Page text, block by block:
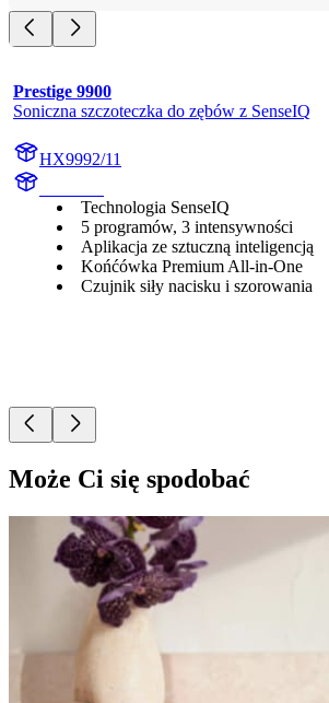
Prestige 9900
Soniczna szczoteczka do zębów z SenseIQ
HX9992/11
Technologia SenseIQ
5 programów, 3 intensywności
Aplikacja ze sztuczną inteligencją
Końćówka Premium All-in-One
Czujnik siły nacisku i szorowania
Może Ci się spodobać